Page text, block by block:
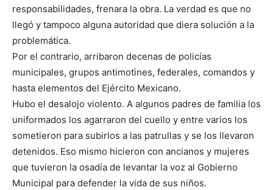
responsabilidades, frenara la obra. La verdad es que no
llegó y tampoco alguna autoridad que diera solución a la
problemática.
Por el contrario, arribaron decenas de policías
municipales, grupos antimotines, federales, comandos y
hasta elementos del Ejército Mexicano.
Hubo el desalojo violento. A algunos padres de familia los
uniformados los agarraron del cuello y entre varios los
sometieron para subirlos a las patrullas y se los llevaron
detenidos. Eso mismo hicieron con ancianos y mujeres
que tuvieron la osadía de levantar la voz al Gobierno
Municipal para defender la vida de sus niños.